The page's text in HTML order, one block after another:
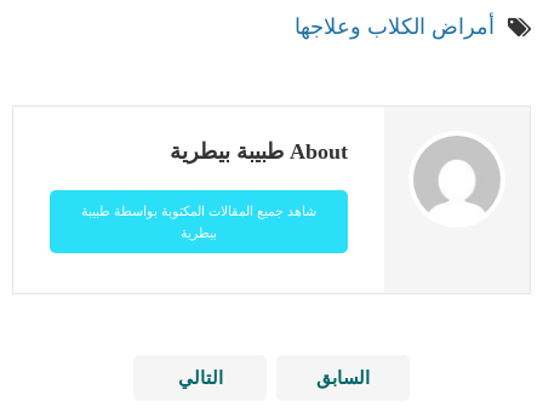
أمراض الكلاب وعلاجها
About طبيبة بيطرية
شاهد جميع المقالات المكتوبة بواسطة طبيبة
بيطرية
السابق التالي